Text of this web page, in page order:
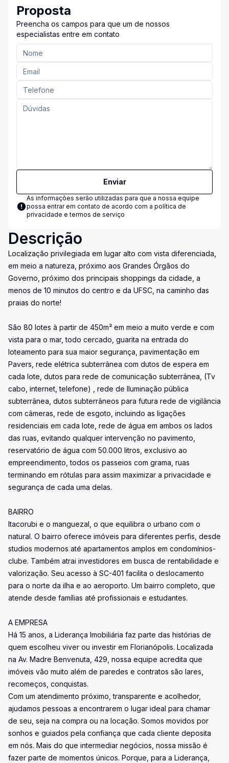
Proposta
Preencha os campos para que um de nossos
especialistas entre em contato
Enviar
As informações serão utilizadas para que a nossa equipe
possa entrar em contato de acordo com a política de
privacidade e termos de serviço
Descrição
Localização privilegiada em lugar alto com vista diferenciada,
em meio a natureza, próximo aos Grandes Órgãos do
Governo, próximo dos principais shoppings da cidade, a
menos de 10 minutos do centro e da UFSC, na caminho das
praias do norte!
São 80 lotes à partir de 450m² em meio a muito verde e com
vista para o mar, todo cercado, guarita na entrada do
loteamento para sua maior segurança, pavimentação em
Pavers, rede elétrica subterrânea com dutos de espera em
cada lote, dutos para rede de comunicação subterrânea, (Tv
cabo, internet, telefone) , rede de Iluminação pública
subterrânea, dutos subterrâneos para futura rede de vigilância
com câmeras, rede de esgoto, incluindo as ligações
residenciais em cada lote, rede de água em ambos os lados
das ruas, evitando qualquer intervenção no pavimento,
reservatório de água com 50.000 litros, exclusivo ao
empreendimento, todos os passeios com grama, ruas
terminando em rótulas para assim maximizar a privacidade e
segurança de cada uma delas.
BAIRRO
Itacorubi e o manguezal, o que equilibra o urbano com o
natural. O bairro oferece imóveis para diferentes perfis, desde
studios modernos até apartamentos amplos em condomínios-
clube. Também atrai investidores em busca de rentabilidade e
valorização. Seu acesso à SC-401 facilita o deslocamento
para o norte da ilha e ao aeroporto. Um bairro completo, que
atende desde famílias até profissionais e estudantes.
A EMPRESA
Há 15 anos, a Liderança Imobiliária faz parte das histórias de
quem escolheu viver ou investir em Florianópolis. Localizada
na Av. Madre Benvenuta, 429, nossa equipe acredita que
imóveis vão muito além de paredes e contratos são lares,
recomeços, conquistas.
Com um atendimento próximo, transparente e acolhedor,
ajudamos pessoas a encontrarem o lugar ideal para chamar
de seu, seja na compra ou na locação. Somos movidos por
sonhos e guiados pela confiança que cada cliente deposita
em nós. Mais do que intermediar negócios, nossa missão é
fazer parte de momentos únicos. Porque, para a Liderança,